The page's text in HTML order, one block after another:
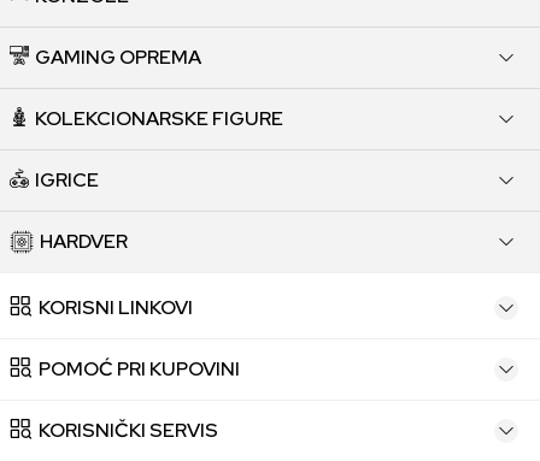
GAMING OPREMA
KOLEKCIONARSKE FIGURE
IGRICE
HARDVER
KORISNI LINKOVI
POMOĆ PRI KUPOVINI
KORISNIČKI SERVIS